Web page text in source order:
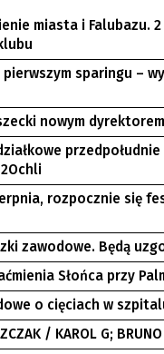
miasta i Falubazu.
sparingu –
nowym
rozpocznie się
zawodowe. Będą
Słońca przy
o cięciach w
/ KAROL G;